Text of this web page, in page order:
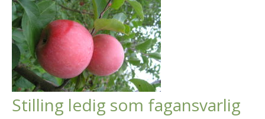
Stilling ledig som fagansvarlig